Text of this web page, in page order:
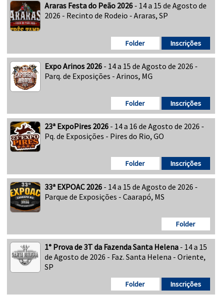
Araras Festa do Peão 2026 - 14 a 15 de Agosto de
2026 - Recinto de Rodeio - Araras, SP
Inscrições
Folder
Expo Arinos 2026 - 14 a 15 de Agosto de 2026 -
Parq. de Exposições - Arinos, MG
Inscrições
Folder
23ª ExpoPires 2026 - 14 a 16 de Agosto de 2026 -
Pq. de Exposições - Pires do Rio, GO
Inscrições
Folder
33ª EXPOAC 2026 - 14 a 15 de Agosto de 2026 -
Parque de Exposições - Caarapó, MS
Folder
1° Prova de 3T da Fazenda Santa Helena - 14 a 15
de Agosto de 2026 - Faz. Santa Helena - Oriente,
SP
Inscrições
Folder